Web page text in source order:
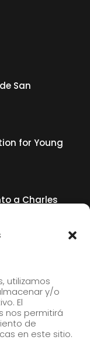
utilizamos
y/o
El
nos permitirá
de
en este sitio.
San
for Young
a Charles
our news by